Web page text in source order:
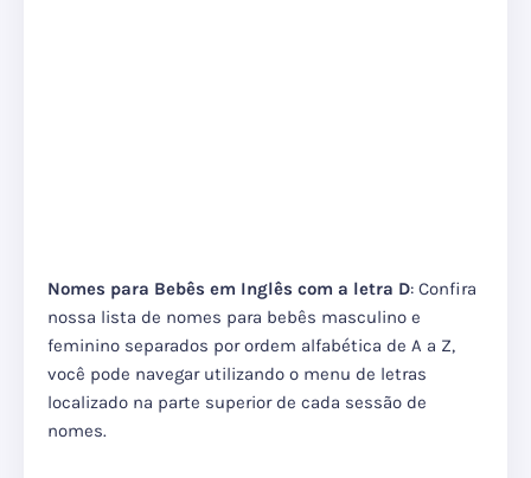
Nomes para Bebês em Inglês com a letra D: Confira
nossa lista de nomes para bebês masculino e
feminino separados por ordem alfabética de A a Z,
você pode navegar utilizando o menu de letras
localizado na parte superior de cada sessão de
nomes.